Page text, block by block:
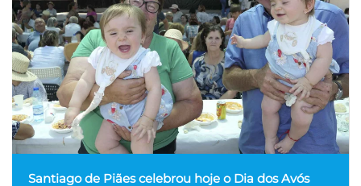
Santiago de Piães celebrou hoje o Dia dos Avós